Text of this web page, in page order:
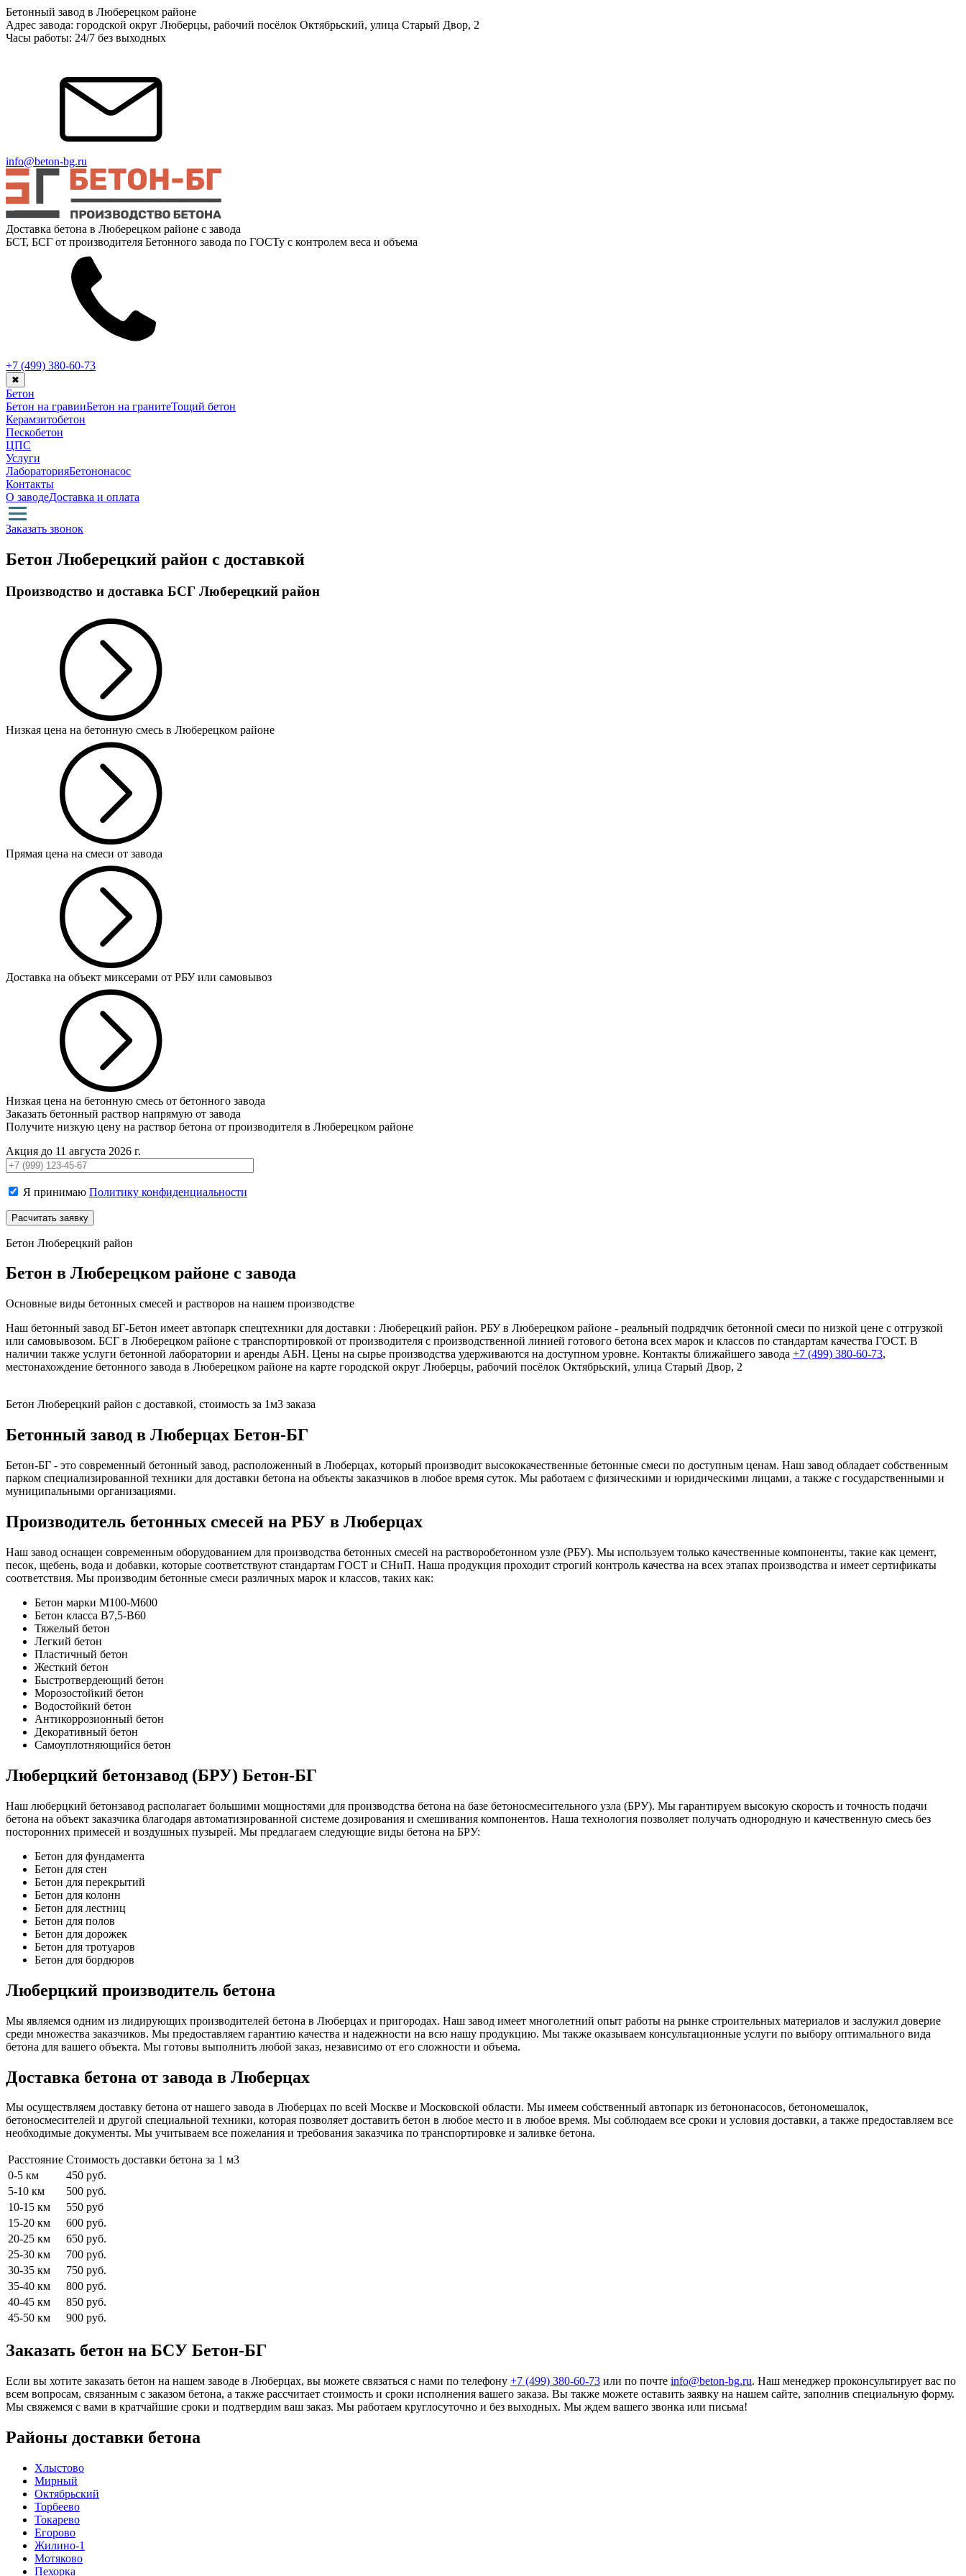
Бетонный завод в Люберецком районе
Адрес завода: городской округ Люберцы, рабочий посёлок Октябрьский, улица Старый Двор, 2
Часы работы: 24/7 без выходных
info@beton-bg.ru
Доставка бетона в Люберецком районе с завода
БСТ, БСГ от производителя Бетонного завода по ГОСТу с контролем веса и объема
+7 (499) 380-60-73
✖
Бетон
Бетон на гравииБетон на гранитеТощий бетон
Керамзитобетон
Пескобетон
ЦПС
Услуги
ЛабораторияБетононасос
Контакты
О заводеДоставка и оплата
Заказать звонок
Бетон Люберецкий район с доставкой
Производство и доставка БСГ Люберецкий район
Низкая цена на бетонную смесь в Люберецком районе
Прямая цена на смеси от завода
Доставка на объект миксерами от РБУ или самовывоз
Низкая цена на бетонную смесь от бетонного завода
Заказать бетонный раствор напрямую от завода
Получите низкую цену на раствор бетона от производителя в Люберецком районе
Акция до 11 августа 2026 г.
Я принимаю Политику конфиденциальности
Бетон Люберецкий район
Бетон в Люберецком районе с завода
Основные виды бетонных смесей и растворов на нашем производстве
Наш бетонный завод БГ-Бетон имеет автопарк спецтехники для доставки : Люберецкий район. РБУ в Люберецком районе - реальный подрядчик бетонной смеси по низкой цене с отгрузкой
или самовывозом. БСГ в Люберецком районе с транспортировкой от производителя с производственной линией готового бетона всех марок и классов по стандартам качества ГОСТ. В
наличии также услуги бетонной лаборатории и аренды АБН. Цены на сырье производства удерживаются на доступном уровне. Контакты ближайшего завода +7 (499) 380-60-73,
местонахождение бетонного завода в Люберецком районе на карте городской округ Люберцы, рабочий посёлок Октябрьский, улица Старый Двор, 2
Бетон Люберецкий район с доставкой, стоимость за 1м3 заказа
Бетонный завод в Люберцах Бетон-БГ
Бетон-БГ - это современный бетонный завод, расположенный в Люберцах, который производит высококачественные бетонные смеси по доступным ценам. Наш завод обладает собственным
парком специализированной техники для доставки бетона на объекты заказчиков в любое время суток. Мы работаем с физическими и юридическими лицами, а также с государственными и
муниципальными организациями.
Производитель бетонных смесей на РБУ в Люберцах
Наш завод оснащен современным оборудованием для производства бетонных смесей на растворобетонном узле (РБУ). Мы используем только качественные компоненты, такие как цемент,
песок, щебень, вода и добавки, которые соответствуют стандартам ГОСТ и СНиП. Наша продукция проходит строгий контроль качества на всех этапах производства и имеет сертификаты
соответствия. Мы производим бетонные смеси различных марок и классов, таких как:
Бетон марки М100-М600
Бетон класса В7,5-В60
Тяжелый бетон
Легкий бетон
Пластичный бетон
Жесткий бетон
Быстротвердеющий бетон
Морозостойкий бетон
Водостойкий бетон
Антикоррозионный бетон
Декоративный бетон
Самоуплотняющийся бетон
Люберцкий бетонзавод (БРУ) Бетон-БГ
Наш люберцкий бетонзавод располагает большими мощностями для производства бетона на базе бетоносмесительного узла (БРУ). Мы гарантируем высокую скорость и точность подачи
бетона на объект заказчика благодаря автоматизированной системе дозирования и смешивания компонентов. Наша технология позволяет получать однородную и качественную смесь без
посторонних примесей и воздушных пузырей. Мы предлагаем следующие виды бетона на БРУ:
Бетон для фундамента
Бетон для стен
Бетон для перекрытий
Бетон для колонн
Бетон для лестниц
Бетон для полов
Бетон для дорожек
Бетон для тротуаров
Бетон для бордюров
Люберцкий производитель бетона
Мы являемся одним из лидирующих производителей бетона в Люберцах и пригородах. Наш завод имеет многолетний опыт работы на рынке строительных материалов и заслужил доверие
среди множества заказчиков. Мы предоставляем гарантию качества и надежности на всю нашу продукцию. Мы также оказываем консультационные услуги по выбору оптимального вида
бетона для вашего объекта. Мы готовы выполнить любой заказ, независимо от его сложности и объема.
Доставка бетона от завода в Люберцах
Мы осуществляем доставку бетона от нашего завода в Люберцах по всей Москве и Московской области. Мы имеем собственный автопарк из бетононасосов, бетономешалок,
бетоносмесителей и другой специальной техники, которая позволяет доставить бетон в любое место и в любое время. Мы соблюдаем все сроки и условия доставки, а также предоставляем все
необходимые документы. Мы учитываем все пожелания и требования заказчика по транспортировке и заливке бетона.
Расстояние Стоимость доставки бетона за 1 м3
0-5 км
450 руб.
5-10 км
500 руб.
10-15 км
550 руб
15-20 км
600 руб.
20-25 км
650 руб.
25-30 км
700 руб.
30-35 км
750 руб.
35-40 км
800 руб.
40-45 км
850 руб.
45-50 км
900 руб.
Заказать бетон на БСУ Бетон-БГ
Если вы хотите заказать бетон на нашем заводе в Люберцах, вы можете связаться с нами по телефону +7 (499) 380-60-73 или по почте info@beton-bg.ru. Наш менеджер проконсультирует вас по
всем вопросам, связанным с заказом бетона, а также рассчитает стоимость и сроки исполнения вашего заказа. Вы также можете оставить заявку на нашем сайте, заполнив специальную форму.
Мы свяжемся с вами в кратчайшие сроки и подтвердим ваш заказ. Мы работаем круглосуточно и без выходных. Мы ждем вашего звонка или письма!
Районы доставки бетона
Хлыстово
Мирный
Октябрьский
Торбеево
Токарево
Егорово
Жилино-1
Мотяково
Пехорка